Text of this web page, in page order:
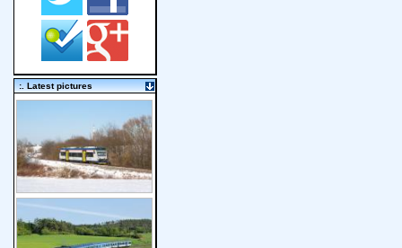
:. Latest pictures